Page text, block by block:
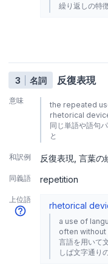
繰り返しの特
3 名詞 反復表現
意味
the repeated
rhetorical
同じ単語や語句
と
和訳例 反復表現 言葉の
同義語 repetition
上位語
rhetorical
a use of
often
言語を用いて
しば文字通り